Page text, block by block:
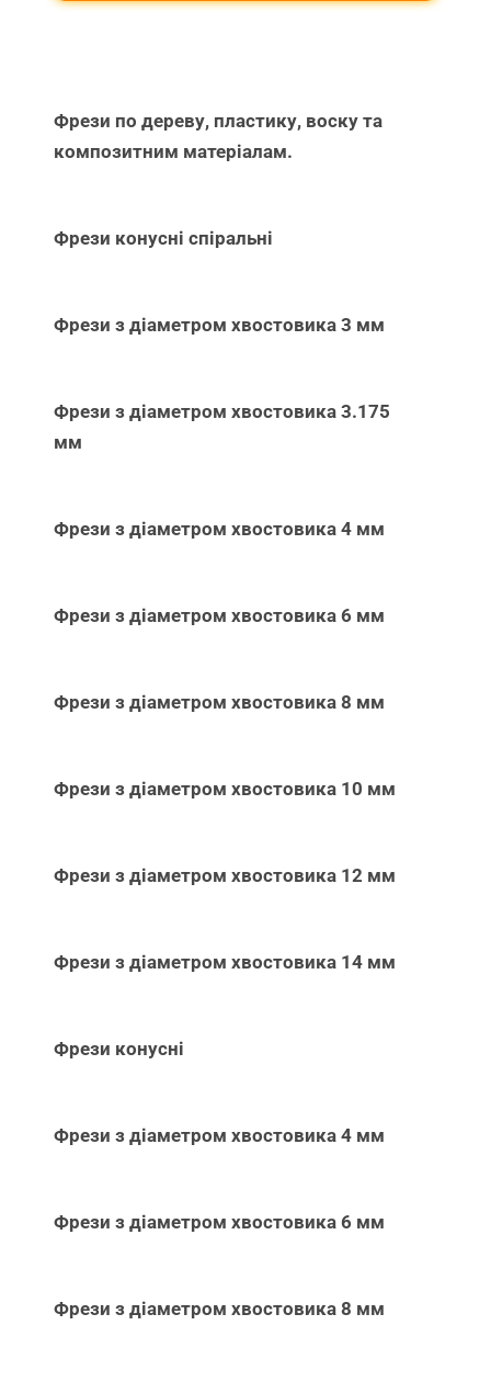
Фрези по дереву, пластику, воску та
композитним матеріалам.
Фрези конусні спіральні
Фрези з діаметром хвостовика 3 мм
Фрези з діаметром хвостовика 3.175
мм
Фрези з діаметром хвостовика 4 мм
Фрези з діаметром хвостовика 6 мм
Фрези з діаметром хвостовика 8 мм
Фрези з діаметром хвостовика 10 мм
Фрези з діаметром хвостовика 12 мм
Фрези з діаметром хвостовика 14 мм
Фрези конусні
Фрези з діаметром хвостовика 4 мм
Фрези з діаметром хвостовика 6 мм
Фрези з діаметром хвостовика 8 мм